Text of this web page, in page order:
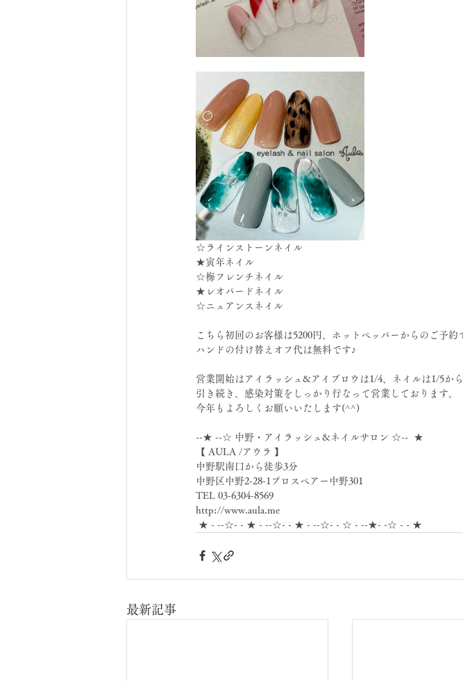
☆ラインストーンネイル
★寅年ネイル
☆梅フレンチネイル
★レオパードネイル
☆ニュアンスネイル
こちら初回のお客様は5200円、ホットペッパーからのご予約
ハンドの付け替えオフ代は無料です♪
営業開始はアイラッシュ&アイブロウは1/4、ネイルは1/5から
引き続き、感染対策をしっかり行なって営業しております。
今年もよろしくお願いいたします(^^)
--★ --☆ 中野・アイラッシュ&ネイルサロン ☆--  ★
【 AULA /アウラ 】
中野駅南口から徒歩3分
中野区中野2-28-1プロスペアー中野301
TEL 03-6304-8569
http://www.aula.me
★ - --☆- - ★ - --☆- - ★ - --☆- - ☆ - --★- -☆ - - ★
最新記事